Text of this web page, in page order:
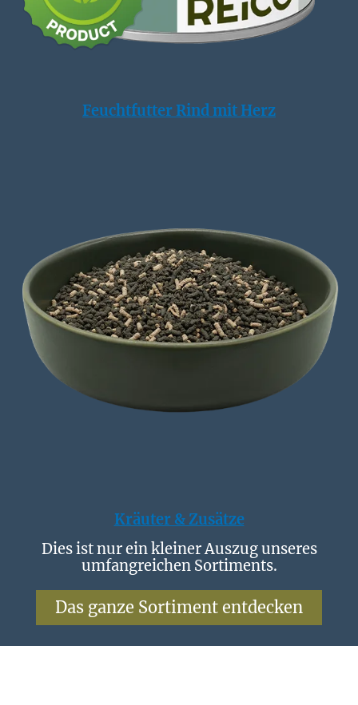
Feuchtfutter Rind mit Herz
Kräuter & Zusätze
Dies ist nur ein kleiner Auszug unseres
umfangreichen Sortiments.
Das ganze Sortiment entdecken